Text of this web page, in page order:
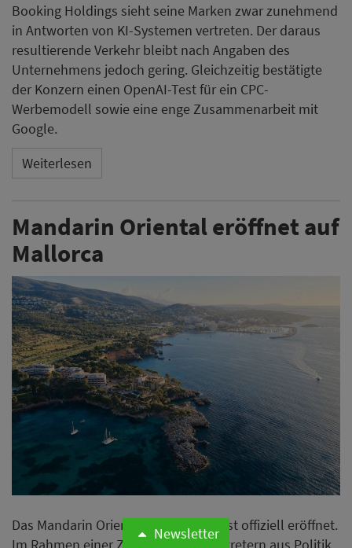
Booking Holdings sieht seine Marken zwar zunehmend
in Antworten von KI-Systemen vertreten. Der daraus
resultierende Verkehr bleibt nach Angaben des
Unternehmens jedoch gering. Gleichzeitig bestätigte
der Konzern einen OpenAI-Test für ein CPC-
Werbemodell sowie eine enge Zusammenarbeit mit
Google.
Weiterlesen
Mandarin Oriental eröffnet auf
Mallorca
Das Mandarin Oriental Punta Negra ist offiziell eröffnet.
Newsletter